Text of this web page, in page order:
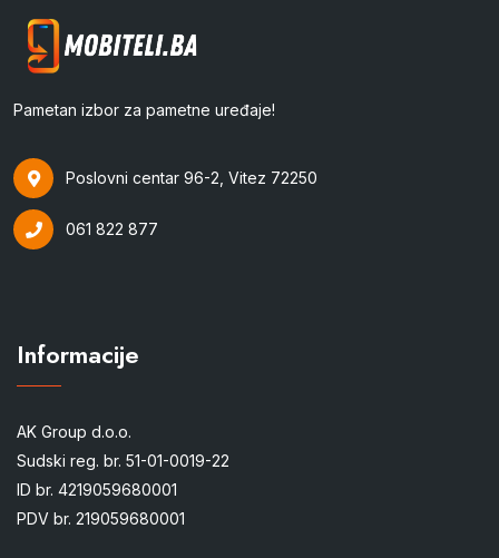
Pametan izbor za pametne uređaje!
Poslovni centar 96-2, Vitez 72250
061 822 877
Informacije
AK Group d.o.o.
Sudski reg. br. 51-01-0019-22
ID br. 4219059680001
PDV br. 219059680001